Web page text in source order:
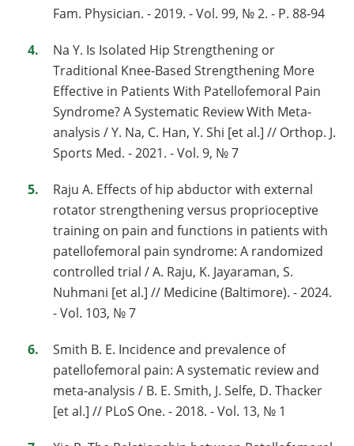
Fam. Physician. - 2019. - Vol. 99, № 2. - P. 88-94
Na Y. Is Isolated Hip Strengthening or
Traditional Knee-Based Strengthening More
Effective in Patients With Patellofemoral Pain
Syndrome? A Systematic Review With Meta-
analysis / Y. Na, C. Han, Y. Shi [et al.] // Orthop. J.
Sports Med. - 2021. - Vol. 9, № 7
Raju A. Effects of hip abductor with external
rotator strengthening versus proprioceptive
training on pain and functions in patients with
patellofemoral pain syndrome: A randomized
controlled trial / A. Raju, K. Jayaraman, S.
Nuhmani [et al.] // Medicine (Baltimore). - 2024.
- Vol. 103, № 7
Smith B. E. Incidence and prevalence of
patellofemoral pain: A systematic review and
meta-analysis / B. E. Smith, J. Selfe, D. Thacker
[et al.] // PLoS One. - 2018. - Vol. 13, № 1